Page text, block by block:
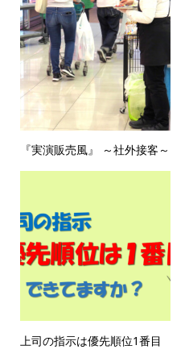
『実演販売風』 ～社外接客～
上司の指示は優先順位1番目